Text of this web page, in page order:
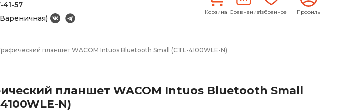
41-57
Корзина СравнениеИзбранное Профиль
планшет WACOM Intuos Bluetooth Small (CTL-4100WLE-N)
планшет WACOM Intuos Bluetooth Small
N)